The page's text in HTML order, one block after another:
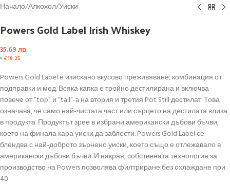
Начало/Алкохол/Уиски
Powers Gold Label Irish Whiskey
35.69 лв.
≈€18.25
Powers Gold Label е изискано вкусово преживяване; комбинация от
подправки и мед. Всяка капка е тройно дестилирана и включва
повече от “top” и “tail”-a на втория и третия Pot Still дестилат. Това
означава, че само най-чистата част или сърцето на дестилата влиза
в продукта. Продуктът зрее в избрани американски дъбови бъчви,
което на финала кара уиски да заблести. Powers Gold Label се
блендва с най-доброто зърнено уиски, което също е отлежавало в
американски дъбови бъчви. И накрая, собствената технология за
производство на Powers позволява филтриране без охлаждане при
40